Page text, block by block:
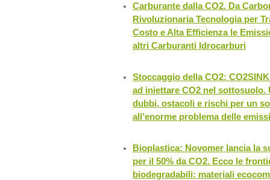
Carburante dalla CO2. Da
Rivoluzionaria Tecnologia per
Costo e Alta Efficienza le
altri Carburanti Idrocarburi
Stoccaggio della CO2:
ad iniettare CO2 nel sottosuolo.
dubbi, ostacoli e rischi per un
all’enorme problema delle
Bioplastica: Novomer lancia la
per il 50% da CO2. Ecco le
biodegradabili: materiali